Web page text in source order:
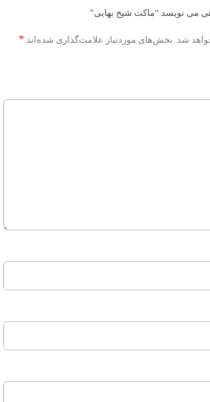
می نویسد “ماکت شیخ بهایی”
شد. بخش‌های موردنیاز علامت‌گذاری شده‌اند *